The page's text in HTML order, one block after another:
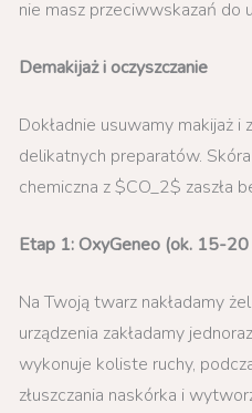
nie masz przeciwwskazań do
Demakijaż i oczyszczanie
Dokładnie usuwamy makijaż i
delikatnych preparatów.
chemiczna z $CO_2$ zaszła
Etap 1: OxyGeneo (ok. 15-
Na Twoją twarz nakładamy
urządzenia zakładamy
wykonuje koliste ruchy,
złuszczania naskórka i